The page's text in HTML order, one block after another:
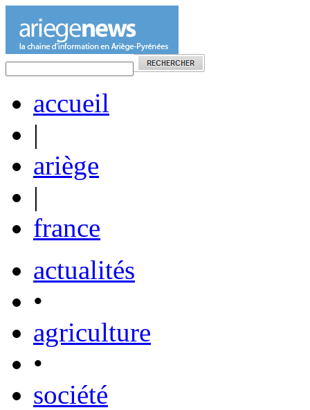
accueil
|
ariège
|
france
actualités
•
agriculture
•
société